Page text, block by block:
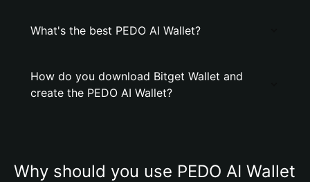
What's the best PEDO AI Wallet?
How do you download Bitget Wallet and
create the PEDO AI Wallet?
Why should you use PEDO AI Wallet